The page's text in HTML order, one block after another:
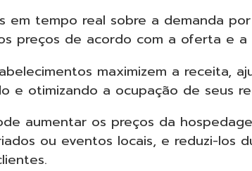
em tempo real sobre a demanda
preços de acordo com a oferta e a
maximizem a receita,
e otimizando a ocupação de seus
aumentar os preços da
ou eventos locais, e reduzi-los